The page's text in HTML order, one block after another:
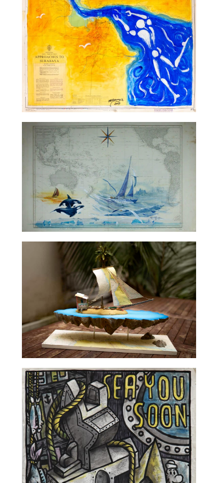
TALC01-33 – Jérôme Mesnager
TALC02-01 – Gildas Flahault
TALC02-02 – La Fratrie